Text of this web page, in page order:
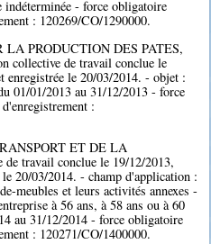
- force obligatoire
: 120269/CO/1290000.
PRODUCTION DES PATES,
collective de travail conclue le
enregistrée le 20/03/2014. - objet :
01/01/2013 au 31/12/2013 - force
:
ET DE LA
travail conclue le 19/12/2013,
20/03/2014. - champ d'application :
meubles et leurs activités annexes -
à 56 ans, à 58 ans ou à 60
au 31/12/2014 - force obligatoire
: 120271/CO/1400000.